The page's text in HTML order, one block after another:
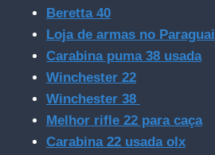
Beretta 40
Loja de armas no Paraguai
Carabina puma 38 usada
Winchester 22
Winchester 38
Melhor rifle 22 para caça
Carabina 22 usada olx